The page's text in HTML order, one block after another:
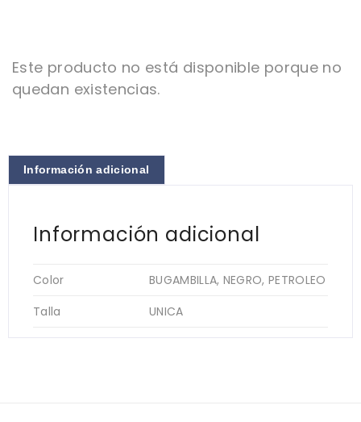
Este producto no está disponible porque no
quedan existencias.
Información adicional
Información adicional
Color
BUGAMBILLA, NEGRO, PETROLEO
Talla
UNICA